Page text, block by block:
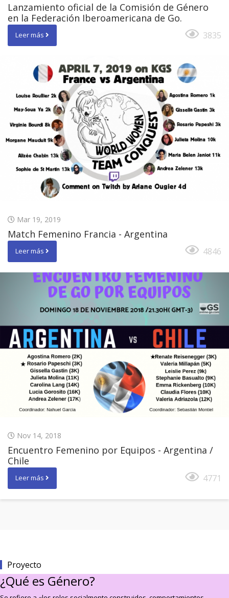
Lanzamiento oficial de la Comisión de Género
en la Federación Iberoamericana de Go.
Leer más 3835
Mar 19, 2019
Match Femenino Francia - Argentina
Leer más 4846
Nov 14, 2018
Encuentro Femenino por Equipos - Argentina /
Chile
Leer más 4771
Proyecto
¿Qué es Género?